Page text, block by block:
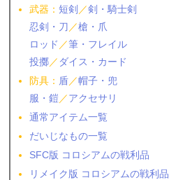
武器： 短剣 ／剣・騎士剣
忍剣・刀 ／槍・爪
ロッド ／筆・フレイル
投擲／ ダイス・カード
防具： 盾／帽子・兜
服・鎧 ／アクセサリ
通常アイテム一覧
だいじなもの一覧
SFC版 コロシアムの戦利品
リメイク版 コロシアムの戦利品